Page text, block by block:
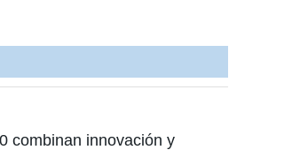
combinan innovación y